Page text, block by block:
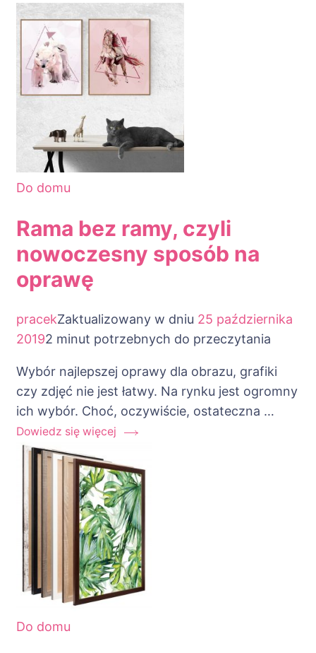
Do domu
Rama bez ramy, czyli
nowoczesny sposób na
oprawę
pracekZaktualizowany w dniu 25 października
20192 minut potrzebnych do przeczytania
Wybór najlepszej oprawy dla obrazu, grafiki
czy zdjęć nie jest łatwy. Na rynku jest ogromny
ich wybór. Choć, oczywiście, ostateczna …
Dowiedz się więcej
Do domu